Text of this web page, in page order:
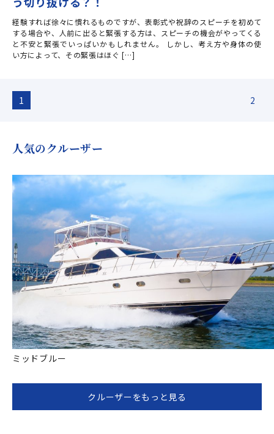
経験すれば徐々に慣れるものですが、表彰式や祝辞のスピーチを初めて
する場合や、人前に出ると緊張する方は、スピーチの機会がやってくる
と不安と緊張でいっぱいかもしれません。 しかし、考え方や身体の使
い方によって、その緊張はほぐ […]
1 2
人気のクルーザー
ミッドブルー
クルーザーをもっと見る